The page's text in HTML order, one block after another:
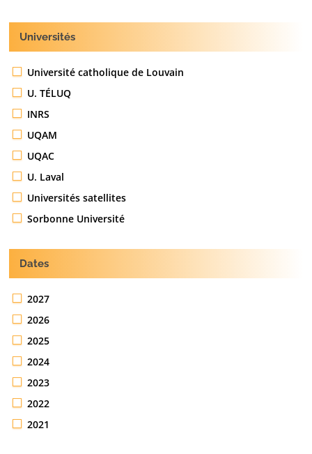
Universités
Université catholique de Louvain
U. TÉLUQ
INRS
UQAM
UQAC
U. Laval
Universités satellites
Sorbonne Université
Dates
2027
2026
2025
2024
2023
2022
2021